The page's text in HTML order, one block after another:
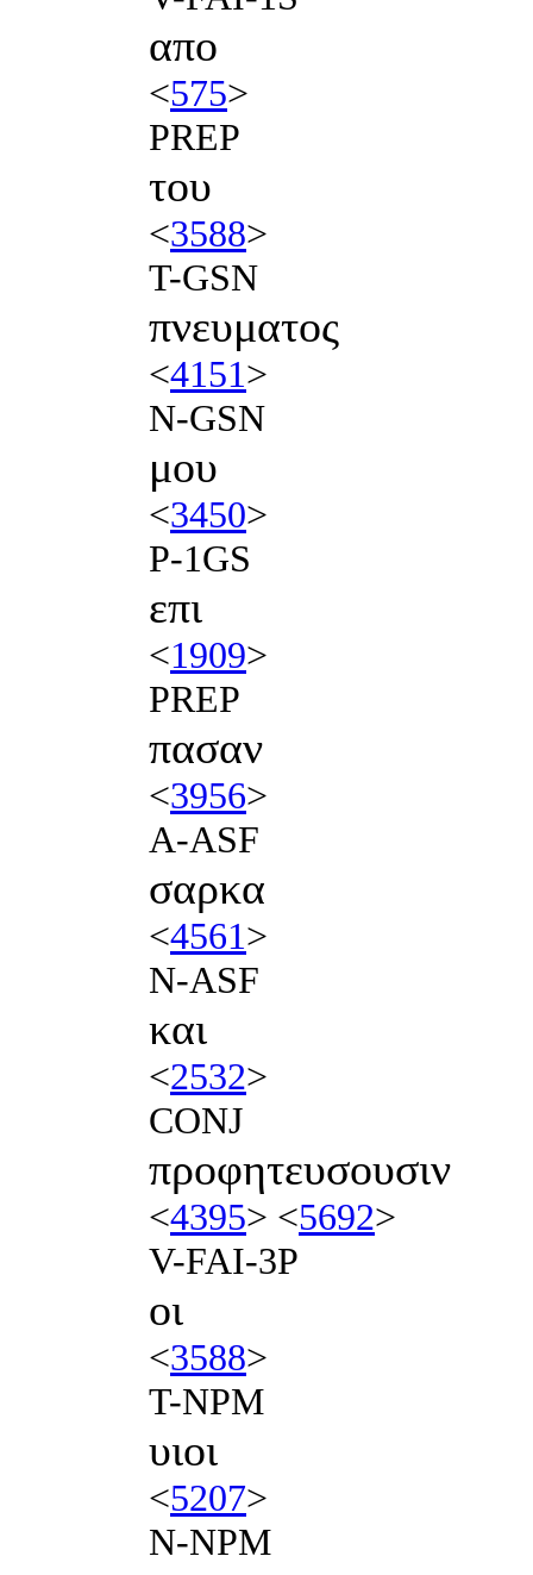
απο
<575>
PREP
του
<3588>
T-GSN
πνευματος
<4151>
N-GSN
μου
<3450>
P-1GS
επι
<1909>
PREP
πασαν
<3956>
A-ASF
σαρκα
<4561>
N-ASF
και
<2532>
CONJ
προφητευσουσιν
<4395> <5692>
V-FAI-3P
οι
<3588>
T-NPM
υιοι
<5207>
N-NPM